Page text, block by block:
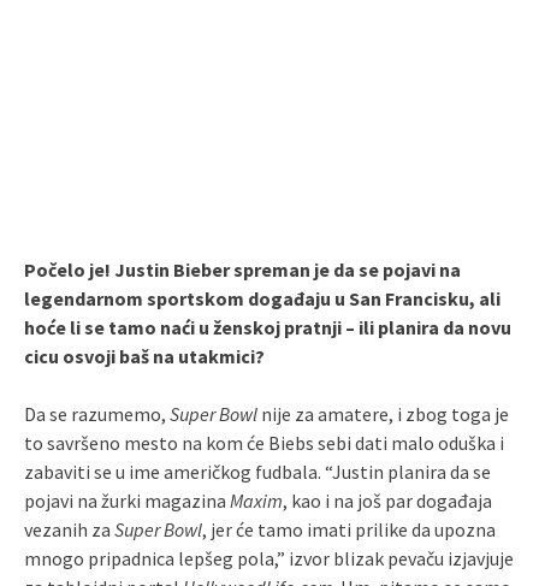
Počelo je! Justin Bieber spreman je da se pojavi na
legendarnom sportskom događaju u San Francisku, ali
hoće li se tamo naći u ženskoj pratnji – ili planira da novu
cicu osvoji baš na utakmici?
Da se razumemo, Super Bowl nije za amatere, i zbog toga je
to savršeno mesto na kom će Biebs sebi dati malo oduška i
zabaviti se u ime američkog fudbala. “Justin planira da se
pojavi na žurki magazina Maxim, kao i na još par događaja
vezanih za Super Bowl, jer će tamo imati prilike da upozna
mnogo pripadnica lepšeg pola,” izvor blizak pevaču izjavjuje